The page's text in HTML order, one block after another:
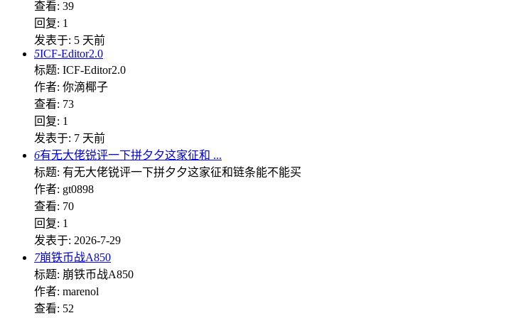
查看: 39
回复: 1
发表于: 5 天前
5ICF-Editor2.0
标题: ICF-Editor2.0
作者: 你滴椰子
查看: 73
回复: 1
发表于: 7 天前
6有无大佬锐评一下拼夕夕这家征和 ...
标题: 有无大佬锐评一下拼夕夕这家征和链条能不能买
作者: gt0898
查看: 70
回复: 1
发表于: 2026-7-29
7崩铁币战A850
标题: 崩铁币战A850
作者: marenol
查看: 52